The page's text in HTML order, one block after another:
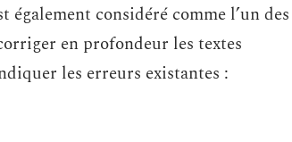
considéré comme l’un des
en profondeur les textes
les erreurs existantes :